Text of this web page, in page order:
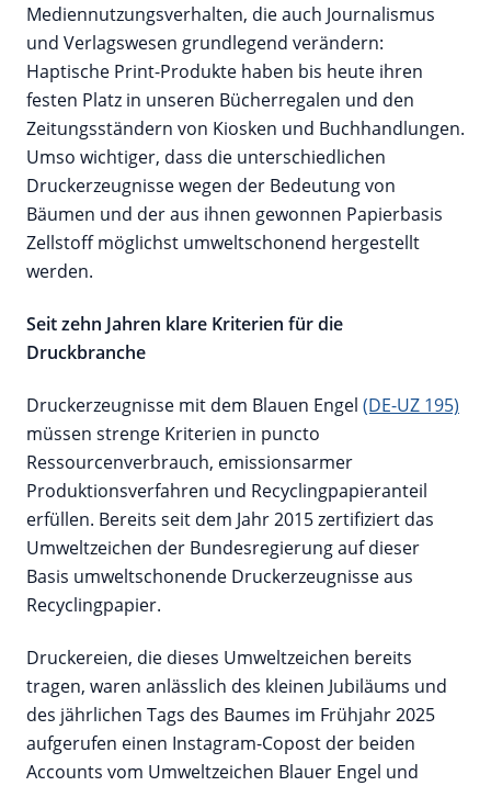
Mediennutzungsverhalten, die auch Journalismus
und Verlagswesen grundlegend verändern:
Haptische Print-Produkte haben bis heute ihren
festen Platz in unseren Bücherregalen und den
Zeitungsständern von Kiosken und Buchhandlungen.
Umso wichtiger, dass die unterschiedlichen
Druckerzeugnisse wegen der Bedeutung von
Bäumen und der aus ihnen gewonnen Papierbasis
Zellstoff möglichst umweltschonend hergestellt
werden.
Seit zehn Jahren klare Kriterien für die
Druckbranche
Druckerzeugnisse mit dem Blauen Engel (DE-UZ 195)
müssen strenge Kriterien in puncto
Ressourcenverbrauch, emissionsarmer
Produktionsverfahren und Recyclingpapieranteil
erfüllen. Bereits seit dem Jahr 2015 zertifiziert das
Umweltzeichen der Bundesregierung auf dieser
Basis umweltschonende Druckerzeugnisse aus
Recyclingpapier.
Druckereien, die dieses Umweltzeichen bereits
tragen, waren anlässlich des kleinen Jubiläums und
des jährlichen Tags des Baumes im Frühjahr 2025
aufgerufen einen Instagram-Copost der beiden
Accounts vom Umweltzeichen Blauer Engel und